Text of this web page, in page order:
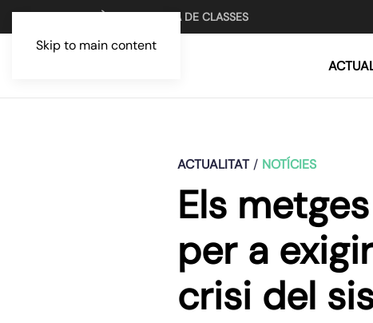
Skip to main content
UN MITJÀ PER LA LLUITA DE CLASSES
ACTUALITAT NOTÍCIES
Els
per a
crisi del